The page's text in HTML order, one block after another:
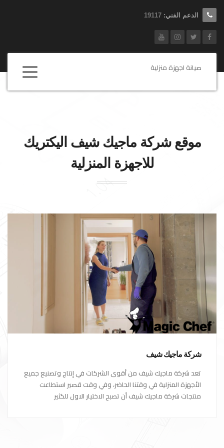
الدعم الفني: 19117
صيانة اجهزة منزلية
موقع شركةماجيك شيف اليكتريك
للاجهزة المنزلية
شركة ماجيك شيف
تعد شركة ماجيك شيف من أقوى الشركات في إنتاج وتصنيع جميع
الأجهزة المنزلية في وقتنا الحاضر، وفي وقت قصير استطاعت
منتجات شركة ماجيك شيف أن تصبح الاختيار الاول للكثير